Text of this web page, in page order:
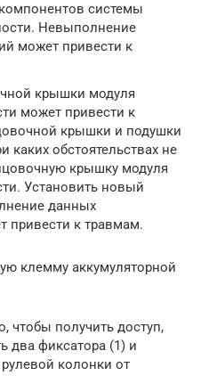
системы
Невыполнение
может привести к
крышки модуля
может привести к
крышки и подушки
каких обстоятельствах не
крышку модуля
Установить новый
данных
привести к травмам.
клемму аккумуляторной
чтобы получить доступ,
два фиксатора (1) и
колонки от